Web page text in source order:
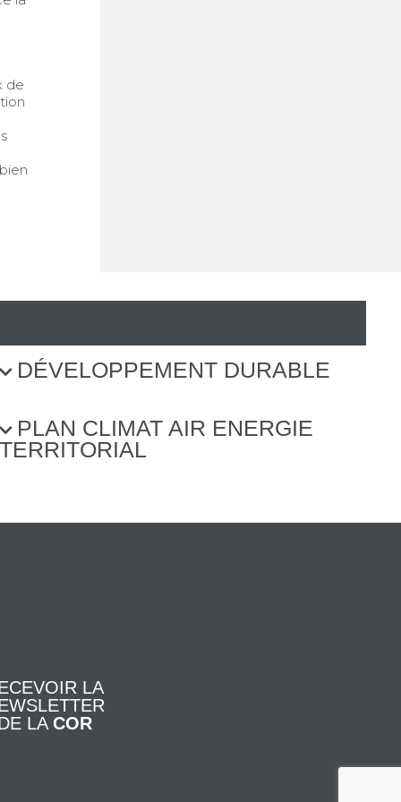
COR
de
DÉVELOPPEMENT DURABLE
PLAN CLIMAT AIR ENERGIE
TERRITORIAL
LA
LA COR